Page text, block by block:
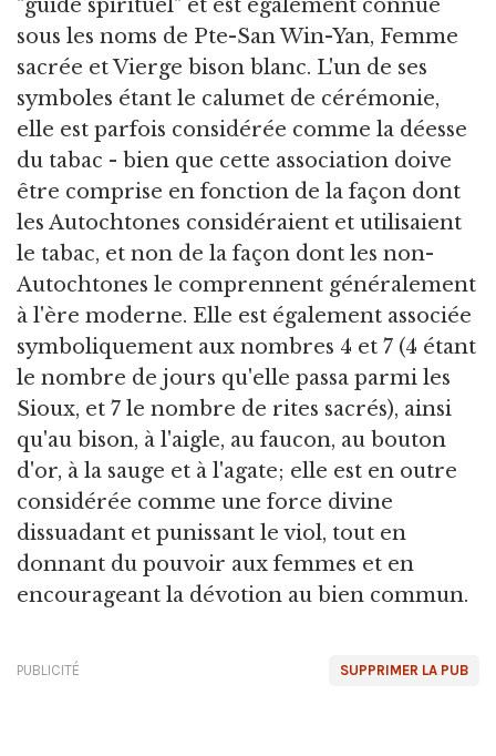
"guide spirituel" et est également connue
sous les noms de Pte-San Win-Yan, Femme
sacrée et Vierge bison blanc. L'un de ses
symboles étant le calumet de cérémonie,
elle est parfois considérée comme la déesse
du tabac - bien que cette association doive
être comprise en fonction de la façon dont
les Autochtones considéraient et utilisaient
le tabac, et non de la façon dont les non-
Autochtones le comprennent généralement
à l'ère moderne. Elle est également associée
symboliquement aux nombres 4 et 7 (4 étant
le nombre de jours qu'elle passa parmi les
Sioux, et 7 le nombre de rites sacrés), ainsi
qu'au bison, à l'aigle, au faucon, au bouton
d'or, à la sauge et à l'agate; elle est en outre
considérée comme une force divine
dissuadant et punissant le viol, tout en
donnant du pouvoir aux femmes et en
encourageant la dévotion au bien commun.
SUPPRIMER LA PUB
PUBLICITÉ